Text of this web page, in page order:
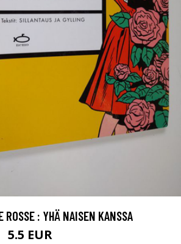
ROSSE : YHÄ NAISEN KANSSA
5.5 EUR